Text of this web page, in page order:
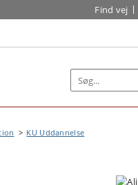
Find vej
KU Uddannelse